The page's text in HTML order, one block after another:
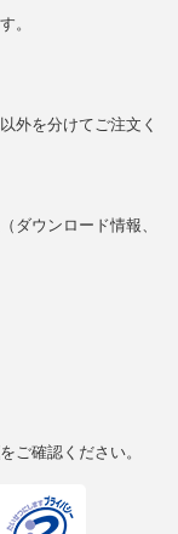
。
外を分けてご注文く
ダウンロード情報、
をご確認ください。